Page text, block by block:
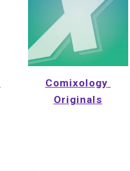
Comixology
Originals